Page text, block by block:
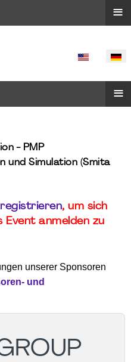
SPRACHE
≡
- PMP
und Simulation (Smita
registrieren, um sich
anmelden zu
unserer Sponsoren
und
≡